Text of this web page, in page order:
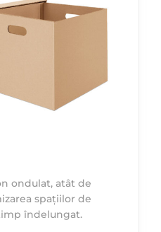
ondulat, atât de
spațiilor de
îndelungat.